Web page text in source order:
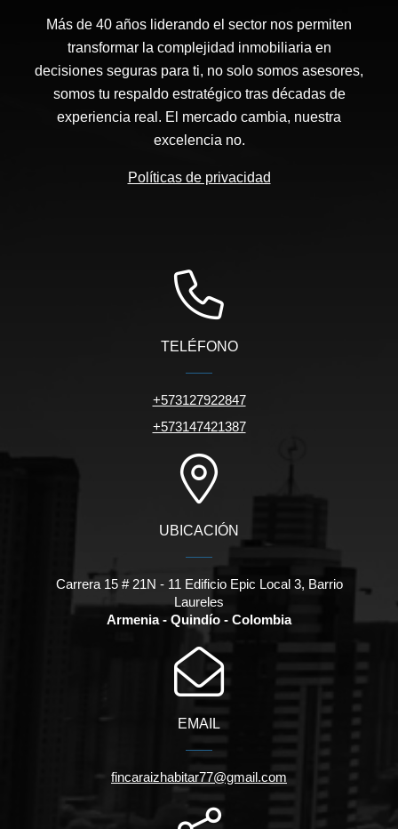
Más de 40 años liderando el sector nos permiten
transformar la complejidad inmobiliaria en
decisiones seguras para ti, no solo somos asesores,
somos tu respaldo estratégico tras décadas de
experiencia real. El mercado cambia, nuestra
excelencia no.
Políticas de privacidad
TELÉFONO
+573127922847
+573147421387
UBICACIÓN
Carrera 15 # 21N - 11 Edificio Epic Local 3, Barrio
Laureles
Armenia - Quindío - Colombia
EMAIL
fincaraizhabitar77@gmail.com